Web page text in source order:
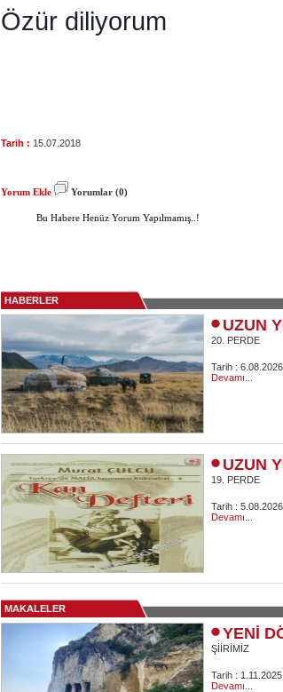
Özür diliyorum
Tarih : 15.07.2018
Yorum Ekle Yorumlar (0)
Bu Habere Henüz Yorum Yapılmamış..!
HABERLER
UZUN
20. PERDE
Tarih : 6.08.2026
Devamı...
UZUN
19. PERDE
Tarih : 5.08.2026
Devamı...
MAKALELER
YENİ
ŞİİRİMİZ
Tarih : 1.11.2025
Devamı...